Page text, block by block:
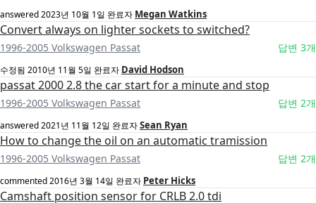
answered2023년 10월 1일 완료자 Megan Watkins
Convert always on lighter sockets to switched?
1996-2005 Volkswagen Passat 답변 3개
수정됨 2010년 11월 5일 완료자 David Hodson
passat 2000 2.8 the car start for a minute and stop
1996-2005 Volkswagen Passat 답변 2개
answered2021년 11월 12일 완료자Sean Ryan
How to change the oil on an automatic tramission
1996-2005 Volkswagen Passat 답변 2개
commented2016년 3월 14일 완료자 Peter Hicks
Camshaft position sensor for CRLB 2.0 tdi